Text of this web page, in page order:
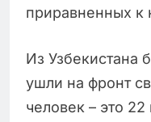
приравненных к
Из Узбекистана
ушли на фронт
человек – это